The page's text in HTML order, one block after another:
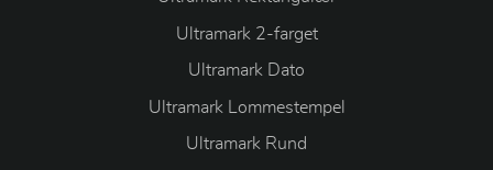
Ultramark 2-farget
Ultramark Dato
Ultramark Lommestempel
Ultramark Rund